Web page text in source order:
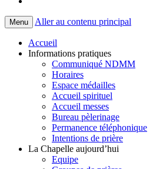
Menu Aller au contenu principal
Accueil
Informations pratiques
Communiqué NDMM
Horaires
Espace médailles
Accueil spirituel
Accueil messes
Bureau pèlerinage
Permanence téléphonique
Intentions de prière
La Chapelle aujourd’hui
Equipe